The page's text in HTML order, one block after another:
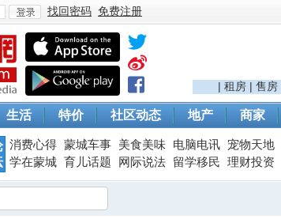
登
找回密码 免费注册
| 租房 | 售房
生活 特价 社区动态 地产 商家
消费心得 蒙城车事 美食美味 电脑电讯 宠物天地
学在蒙城 育儿话题 网际说法 留学移民 理财投资